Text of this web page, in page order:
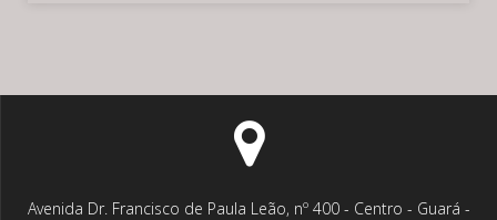
Avenida Dr. Francisco de Paula Leão, nº 400 - Centro - Guará -